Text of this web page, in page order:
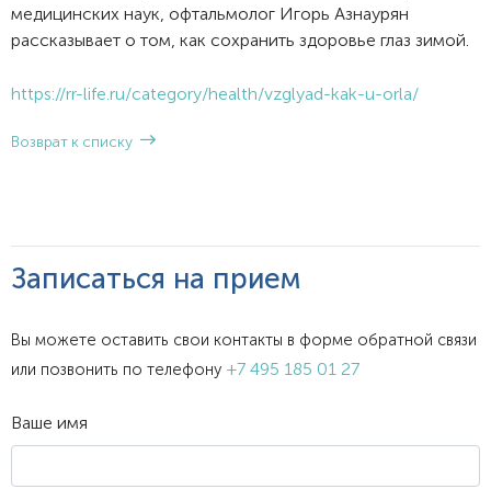
медицинских наук, офтальмолог Игорь Азнаурян
рассказывает о том, как сохранить здоровье глаз зимой.
https://rr-life.ru/category/health/vzglyad-kak-u-orla/
Возврат к списку
Записаться на прием
Вы можете оставить свои контакты в форме обратной связи
или позвонить по телефону +7 495 185 01 27
Ваше имя